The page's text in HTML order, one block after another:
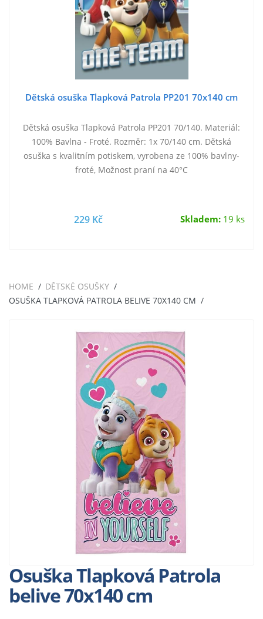
Dětská osuška Tlapková Patrola PP201 70x140 cm
Dětská osuška Tlapková Patrola PP201 70/140. Materiál:
100% Bavlna - Froté. Rozměr: 1x 70/140 cm. Dětská
osuška s kvalitním potiskem, vyrobena ze 100% bavlny-
froté, Možnost praní na 40°C
229 Kč Skladem: 19 ks
HOME
DĚTSKÉ OSUŠKY
OSUŠKA TLAPKOVÁ PATROLA BELIVE 70X140 CM
Osuška Tlapková Patrola
belive 70x140 cm